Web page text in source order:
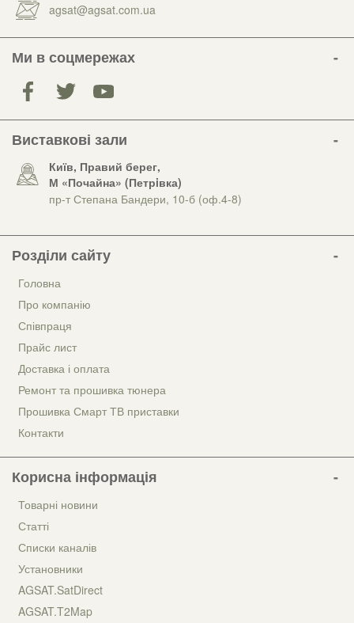
agsat@agsat.com.ua
Ми в соцмережах
Виставкові зали
Київ, Правий берег,
М «Почайна» (Петрiвка)
пр-т Степана Бандери, 10-б (оф.4-8)
Розділи сайту
Головна
Про компанію
Співпраця
Прайс лист
Доставка і оплата
Ремонт та прошивка тюнера
Прошивка Смарт ТВ приставки
Контакти
Корисна інформація
Товарні новини
Статті
Списки каналів
Установники
AGSAT.SatDirect
AGSAT.T2Map